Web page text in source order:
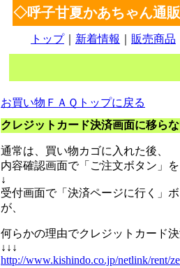
◇呼子甘夏かあちゃん通
トップ｜ 新着情報 販売商品
お買い物ＦＡＱトップに戻る
クレジットカード決済画面に移らな
通常は、買い物カゴに入れた後、
内容確認画面で「ご注文ボタン」
↓
受付画面で「決済ページに行く」
が、
何らかの理由でクレジットカード
↓↓↓
http://www.kishindo.co.jp/netlink/rent/